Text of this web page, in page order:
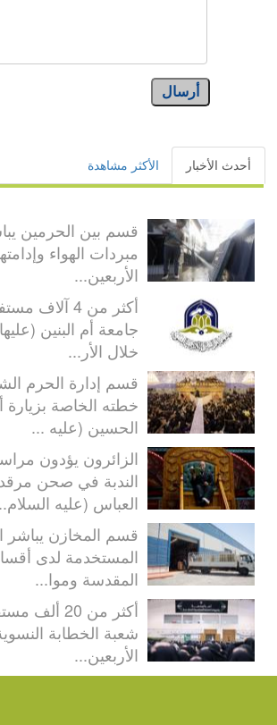
أرسال
أحدث الأخبار الأكثر مشاهدة
قسم بين الحرمين
مبردات الهواء
الأربعين...
أكثر من 4
جامعة أم البنين
خلال الأر...
قسم إدارة الحرم
خطته الخاصة بزيارة
الحسين (عليه ...
الزائرون يؤدون
الندبة في صحن
العباس (عليه
قسم المخازن يباشر
المستخدمة لدى
المقدسة وموا...
أكثر من 20
شعبة الخطابة
الأربعين...